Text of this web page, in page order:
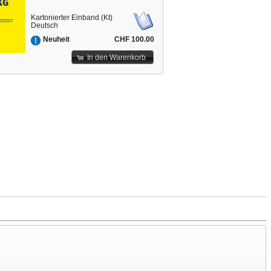
Kartonierter Einband (Kt)
Deutsch
Neuheit
CHF 100.00
In den Warenkorb